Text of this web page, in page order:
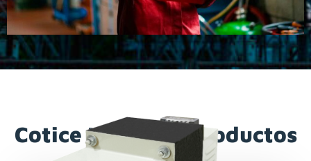
Cotice Nuestros Productos